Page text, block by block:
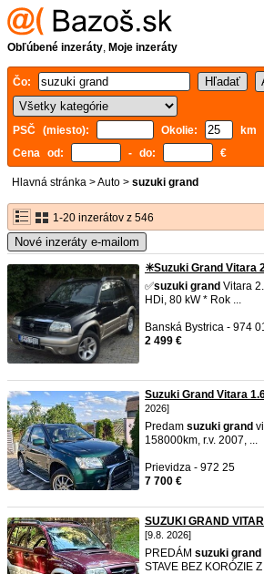
Obľúbené inzeráty, Moje inzeráty
Čo:
PSČ (miesto): Okolie:
km
Cena od:
- do: €
Hlavná stránka >Auto > suzuki grand
1-20 inzerátov z 546
Nové inzeráty e-mailom
✳️Suzuki Grand Vitara
✅suzuki grand Vitara
HDi, 80 kW * Rok ...
Banská Bystrica - 974
2 499 €
Suzuki Grand Vitara
2026]
Predam suzuki grand
158000km, r.v. 2007, ...
Prievidza - 972 25
7 700 €
SUZUKI GRAND
[9.8. 2026]
PREDÁM suzuki grand
STAVE BEZ KORÓZIE